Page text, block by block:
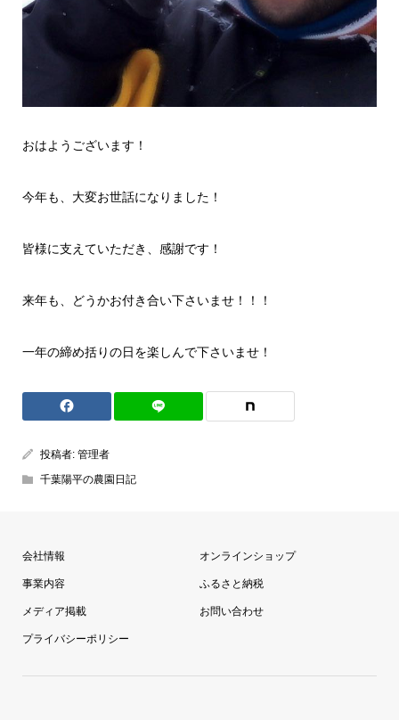
おはようございます！
今年も、大変お世話になりました！
皆様に支えていただき、感謝です！
来年も、どうかお付き合い下さいませ！！！
一年の締め括りの日を楽しんで下さいませ！
投稿者: 管理者
千葉陽平の農園日記
会社情報
事業内容
メディア掲載
プライバシーポリシー
オンラインショップ
ふるさと納税
お問い合わせ